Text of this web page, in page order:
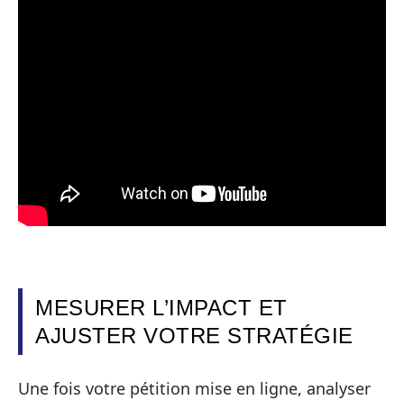
MESURER L’IMPACT ET
AJUSTER VOTRE STRATÉGIE
Une fois votre pétition mise en ligne, analyser